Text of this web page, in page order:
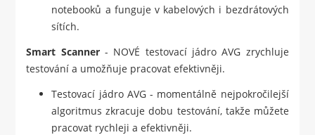
notebooků a funguje v kabelových i bezdrátových
sítích.
Smart Scanner- NOVÉ testovací jádro AVG zrychluje
testování a umožňuje pracovat efektivněji.
Testovací jádro AVG - momentálně nejpokročilejší
algoritmus zkracuje dobu testování, takže můžete
pracovat rychleji a efektivněji.